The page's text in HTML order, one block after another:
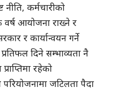
कर्मचारीको
आयोजना राख्ने र
र कार्यान्वयन गर्ने
दिने सम्भाव्यता नै
रहेको
जटिलता पैदा